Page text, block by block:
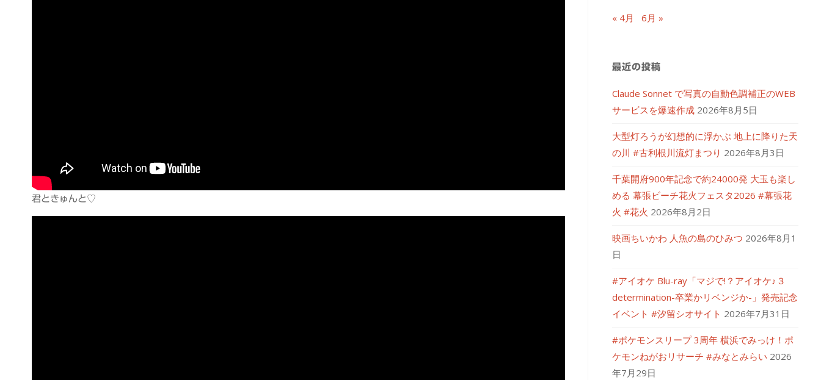
君ときゅんと♡
« 4月 6月 »
最近の投稿
Claude Sonnet で写真の自動色調補正のWEB
サービスを爆速作成 2026年8月5日
大型灯ろうが幻想的に浮かぶ 地上に降りた天
の川 #古利根川流灯まつり 2026年8月3日
千葉開府900年記念で約24000発 大玉も楽し
める 幕張ビーチ花火フェスタ2026 #幕張花
火 #花火 2026年8月2日
映画ちいかわ 人魚の島のひみつ 2026年8月1
日
#アイオケ Blu-ray「マジで!？アイオケ♪３
determination-卒業かリベンジか-」発売記念
イベント #汐留シオサイト 2026年7月31日
#ポケモンスリープ 3周年 横浜でみっけ！ポ
ケモンねがおリサーチ #みなとみらい 2026
年7月29日